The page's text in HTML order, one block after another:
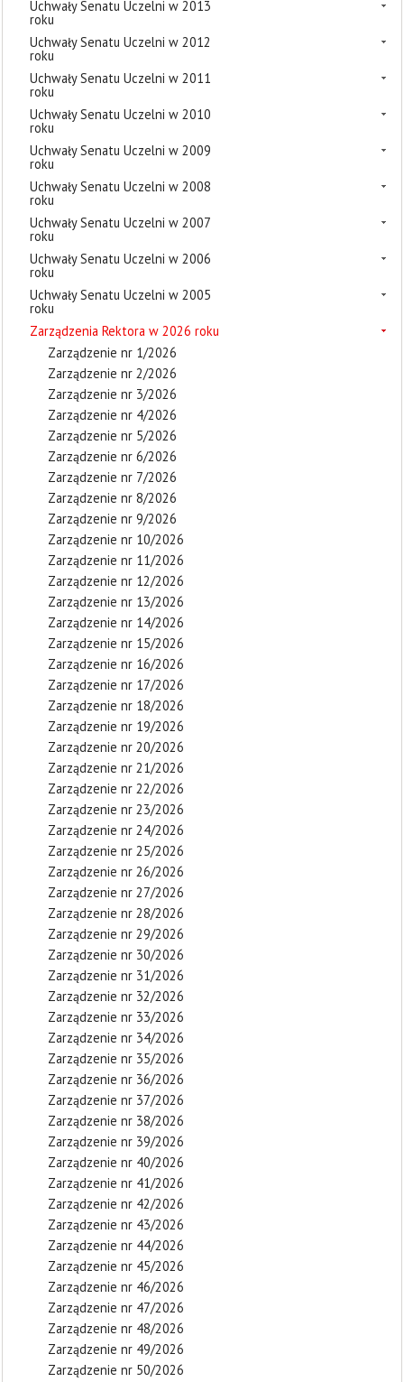
Uchwały Senatu Uczelni w 2013
roku
Uchwały Senatu Uczelni w 2012
roku
Uchwały Senatu Uczelni w 2011
roku
Uchwały Senatu Uczelni w 2010
roku
Uchwały Senatu Uczelni w 2009
roku
Uchwały Senatu Uczelni w 2008
roku
Uchwały Senatu Uczelni w 2007
roku
Uchwały Senatu Uczelni w 2006
roku
Uchwały Senatu Uczelni w 2005
roku
Zarządzenia Rektora w 2026 roku
Zarządzenie nr 1/2026
Zarządzenie nr 2/2026
Zarządzenie nr 3/2026
Zarządzenie nr 4/2026
Zarządzenie nr 5/2026
Zarządzenie nr 6/2026
Zarządzenie nr 7/2026
Zarządzenie nr 8/2026
Zarządzenie nr 9/2026
Zarządzenie nr 10/2026
Zarządzenie nr 11/2026
Zarządzenie nr 12/2026
Zarządzenie nr 13/2026
Zarządzenie nr 14/2026
Zarządzenie nr 15/2026
Zarządzenie nr 16/2026
Zarządzenie nr 17/2026
Zarządzenie nr 18/2026
Zarządzenie nr 19/2026
Zarządzenie nr 20/2026
Zarządzenie nr 21/2026
Zarządzenie nr 22/2026
Zarządzenie nr 23/2026
Zarządzenie nr 24/2026
Zarządzenie nr 25/2026
Zarządzenie nr 26/2026
Zarządzenie nr 27/2026
Zarządzenie nr 28/2026
Zarządzenie nr 29/2026
Zarządzenie nr 30/2026
Zarządzenie nr 31/2026
Zarządzenie nr 32/2026
Zarządzenie nr 33/2026
Zarządzenie nr 34/2026
Zarządzenie nr 35/2026
Zarządzenie nr 36/2026
Zarządzenie nr 37/2026
Zarządzenie nr 38/2026
Zarządzenie nr 39/2026
Zarządzenie nr 40/2026
Zarządzenie nr 41/2026
Zarządzenie nr 42/2026
Zarządzenie nr 43/2026
Zarządzenie nr 44/2026
Zarządzenie nr 45/2026
Zarządzenie nr 46/2026
Zarządzenie nr 47/2026
Zarządzenie nr 48/2026
Zarządzenie nr 49/2026
Zarządzenie nr 50/2026